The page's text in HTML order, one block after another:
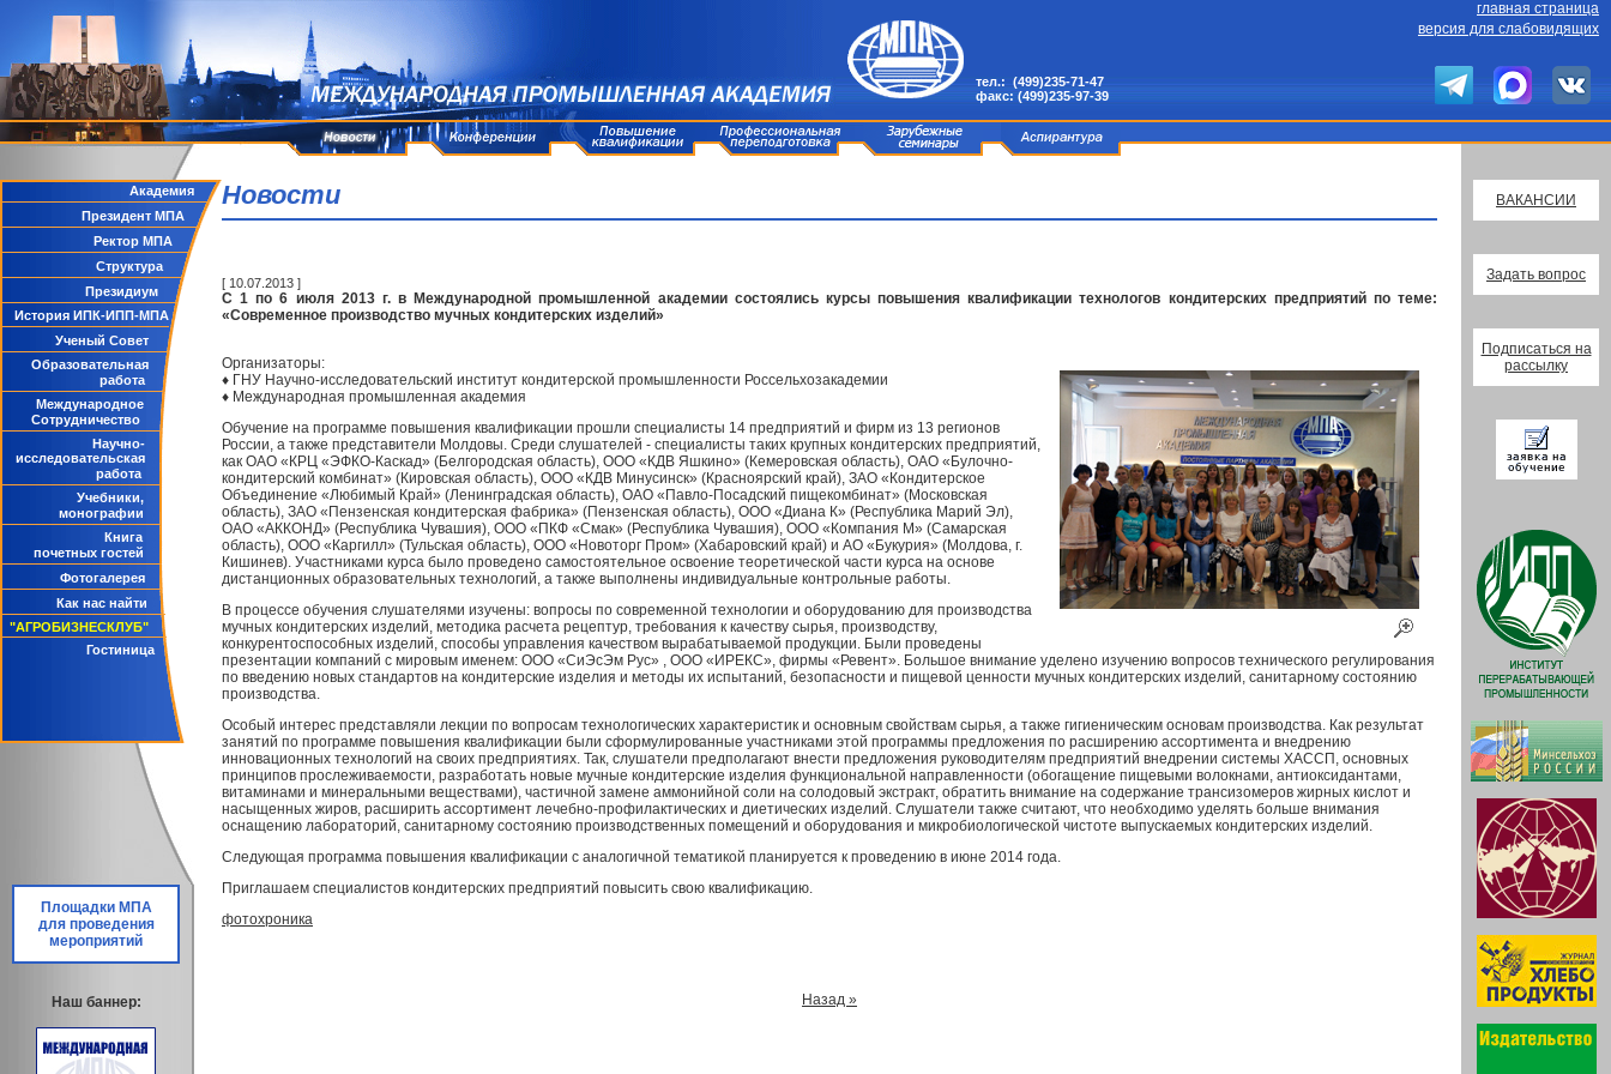
тел.: (499)235-71-47
факс: (499)235-97-39
главная страница
версия для слабовидящих
Академия
Президент МПА
Ректор МПА
Структура
Президиум
История ИПК-ИПП-МПА
Ученый Совет
Образовательная
работа
Международное
Сотрудничество
Научно-
исследовательская
работа
Учебники,
монографии
Книга
почетных гостей
Фотогалерея
Как нас найти
"АГРОБИЗНЕСКЛУБ"
Гостиница
Площадки МПА
для проведения
мероприятий
Наш баннер:
Новости
[ 10.07.2013 ]
С 1 по 6 июля 2013 г. в Международной промышленной академии состоялись курсы повышения квалификации технологов кондитерских предприятий по теме:
«Современное производство мучных кондитерских изделий»
Организаторы:
♦ ГНУ Научно-исследовательский институт кондитерской промышленности Россельхозакадемии
♦ Международная промышленная академия
Обучение на программе повышения квалификации прошли специалисты 14 предприятий и фирм из 13 регионов
России, а также представители Молдовы. Среди слушателей - специалисты таких крупных кондитерских предприятий,
как ОАО «КРЦ «ЭФКО-Каскад» (Белгородская область), ООО «КДВ Яшкино» (Кемеровская область), ОАО «Булочно-
кондитерский комбинат» (Кировская область), ООО «КДВ Минусинск» (Красноярский край), ЗАО «Кондитерское
Объединение «Любимый Край» (Ленинградская область), ОАО «Павло-Посадский пищекомбинат» (Московская
область), ЗАО «Пензенская кондитерская фабрика» (Пензенская область), ООО «Диана К» (Республика Марий Эл),
ОАО «АККОНД» (Республика Чувашия), ООО «ПКФ «Смак» (Республика Чувашия), ООО «Компания М» (Самарская
область), ООО «Каргилл» (Тульская область), ООО «Новоторг Пром» (Хабаровский край) и АО «Букурия» (Молдова, г.
Кишинев). Участниками курса было проведено самостоятельное освоение теоретической части курса на основе
дистанционных образовательных технологий, а также выполнены индивидуальные контрольные работы.
В процессе обучения слушателями изучены: вопросы по современной технологии и оборудованию для производства
мучных кондитерских изделий, методика расчета рецептур, требования к качеству сырья, производству,
конкурентоспособных изделий, способы управления качеством вырабатываемой продукции. Были проведены
презентации компаний с мировым именем: ООО «СиЭсЭм Рус» , ООО «ИРЕКС», фирмы «Ревент». Большое внимание уделено изучению вопросов технического регулирования
по введению новых стандартов на кондитерские изделия и методы их испытаний, безопасности и пищевой ценности мучных кондитерских изделий, санитарному состоянию
производства.
Особый интерес представляли лекции по вопросам технологических характеристик и основным свойствам сырья, а также гигиеническим основам производства. Как результат
занятий по программе повышения квалификации были сформулированные участниками этой программы предложения по расширению ассортимента и внедрению
инновационных технологий на своих предприятиях. Так, слушатели предполагают внести предложения руководителям предприятий внедрении системы ХАССП, основных
принципов прослеживаемости, разработать новые мучные кондитерские изделия функциональной направленности (обогащение пищевыми волокнами, антиоксидантами,
витаминами и минеральными веществами), частичной замене аммонийной соли на солодовый экстракт, обратить внимание на содержание трансизомеров жирных кислот и
насыщенных жиров, расширить ассортимент лечебно-профилактических и диетических изделий. Слушатели также считают, что необходимо уделять больше внимания
оснащению лабораторий, санитарному состоянию производственных помещений и оборудования и микробиологической чистоте выпускаемых кондитерских изделий.
Следующая программа повышения квалификации с аналогичной тематикой планируется к проведению в июне 2014 года.
Приглашаем специалистов кондитерских предприятий повысить свою квалификацию.
фотохроника
Назад »
ВАКАНСИИ
Задать вопрос
Подписаться на
рассылку